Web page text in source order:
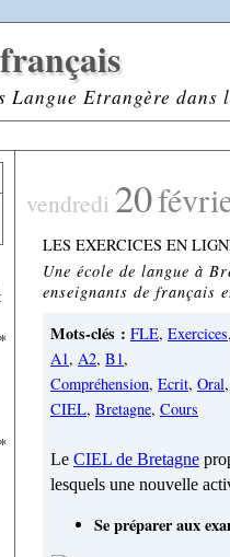
Etrangère
vendredi 20
LES EXERCICES EN
Une école de langue à
enseignants de français
Mots-clés : FLE, Exercices,
A1, A2, B1,
Compréhension, Ecrit, Oral,
CIEL, Bretagne, Cours
Le CIEL de Bretagne
lesquels une nouvelle
Se préparer aux